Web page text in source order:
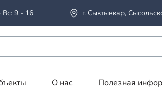
Вс: 9 - 16 г. Сыктывкар,
О нас Полезная